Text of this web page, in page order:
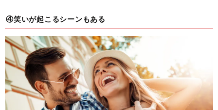
④笑いが起こるシーンもある